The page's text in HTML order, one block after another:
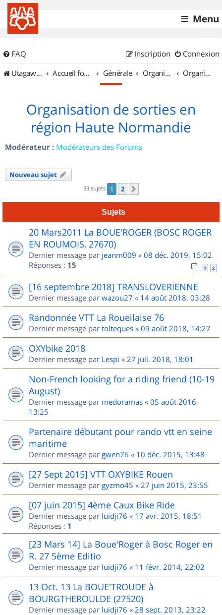
Menu
FAQ Connexion
Inscription
UtagawaVTT (Randos VTT et VTTAE avec traces GPS)
Accueil forum Générale Organisation de sorties & Recherche de partenaires Organisation de sorties en région Haute Normandie
Organisation de sorties en
région Haute Normandie
Modérateur : Modérateurs des Forums
Nouveau sujet
33 sujets 1 2
Sujets
20 Mars2011 La BOUE'ROGER (BOSC ROGER
EN ROUMOIS, 27670)
Dernier message par jeanm009 « 08 déc. 2019, 15:02
Réponses : 15 1 2
[16 septembre 2018] TRANSLOVERIENNE
Dernier message par wazou27 « 14 août 2018, 03:28
Randonnée VTT La Rouellaise 76
Dernier message par tolteques « 09 août 2018, 14:27
OXYbike 2018
Dernier message par Lespi « 27 juil. 2018, 18:01
Non-French looking for a riding friend (10-19
August)
Dernier message par medoramas « 05 août 2016,
13:25
Partenaire débutant pour rando vtt en seine
maritime
Dernier message par gwen76 « 10 déc. 2015, 13:48
[27 Sept 2015] VTT OXYBIKE Rouen
Dernier message par gyzmo45 « 27 juin 2015, 23:55
[07 juin 2015] 4ème Caux Bike Ride
Dernier message par luidji76 « 17 avr. 2015, 18:51
Réponses : 1
[23 Mars 14] La Boue'Roger à Bosc Roger en
R. 27 5ème Editio
Dernier message par luidji76 « 11 févr. 2014, 22:02
13 Oct. 13 La BOUE'TROUDE à
BOURGTHEROULDE (27520)
Dernier message par luidji76 « 28 sept. 2013, 23:22